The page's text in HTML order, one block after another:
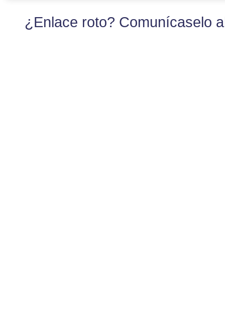
¿Enlace roto? Comunícaselo